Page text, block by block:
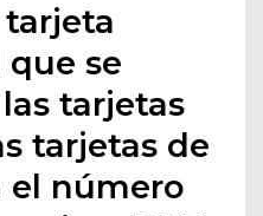
que se
tarjetas
tarjetas de
el número